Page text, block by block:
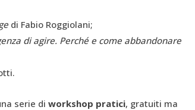
di Fabio Roggiolani;
di agire. Perché e come abbandonare
serie di workshop pratici, gratuiti ma